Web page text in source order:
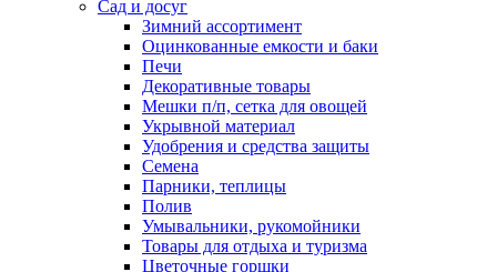
Сад и досуг
Зимний ассортимент
Оцинкованные емкости и баки
Печи
Декоративные товары
Мешки п/п, сетка для овощей
Укрывной материал
Удобрения и средства защиты
Семена
Парники, теплицы
Полив
Умывальники, рукомойники
Товары для отдыха и туризма
Цветочные горшки